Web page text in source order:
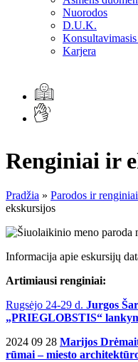
Nuorodos
D.U.K.
Karjera
Renginiai ir
Pradžia » Parodos ir renginiai
ekskursijos
Informacija apie eskursijų
Artimiausi renginiai:
Rugsėjo 24-29 d. Jurgos
„PRIEGLOBSTIS“
2024 09 28 Marijos
rūmai – miesto